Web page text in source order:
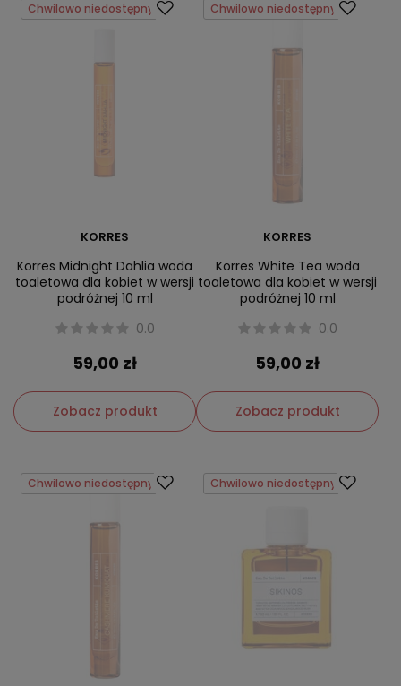
Chwilowo niedostępny
KORRES
Korres Midnight Dahlia woda
toaletowa dla kobiet w wersji
podróżnej 10 ml
0.0
59,00 zł
Zobacz produkt
Chwilowo niedostępny
KORRES
Korres White Tea woda
toaletowa dla kobiet w wersji
podróżnej 10 ml
0.0
59,00 zł
Zobacz produkt
Chwilowo niedostępny Chwilowo niedostępny